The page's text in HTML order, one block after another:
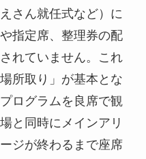
さん就任式など）に
指定席、整理券の配
れていません。これ
所取り」が基本とな
ログラムを良席で観
と同時にメインアリ
ジが終わるまで座席